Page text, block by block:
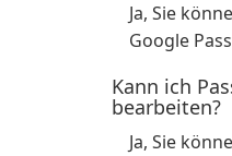
Ja, Sie
Google
Kann ich
bearbeiten?
Ja, Sie